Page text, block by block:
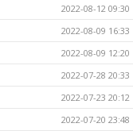
2022-08-12 09:30
2022-08-09 16:33
2022-08-09 12:20
2022-07-28 20:33
2022-07-23 20:12
2022-07-20 23:48